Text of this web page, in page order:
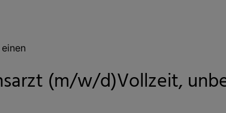
(m/w/d)Vollzeit,